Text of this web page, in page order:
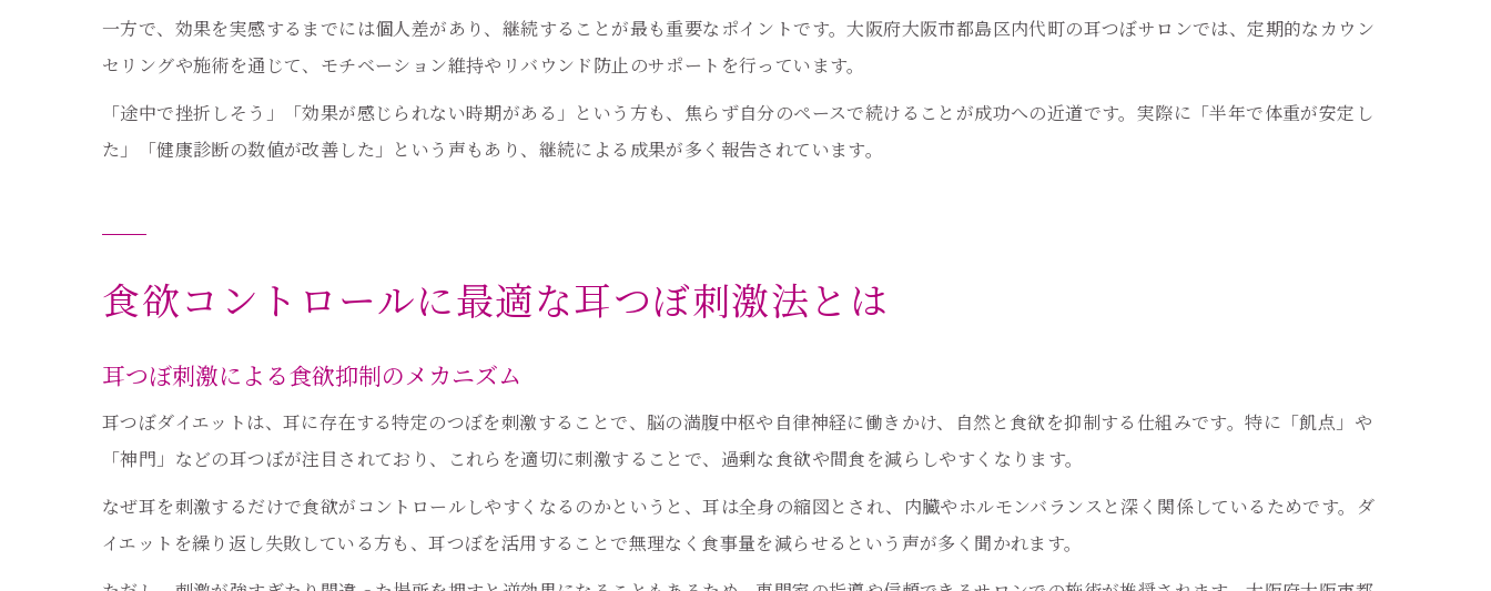
一方で、効果を実感するまでには個人差があり、継続することが最も重要なポイントです。大阪府大阪市都島区内代町の耳つぼサロンでは、定期的なカウン
セリングや施術を通じて、モチベーション維持やリバウンド防止のサポートを行っています。
「途中で挫折しそう」「効果が感じられない時期がある」という方も、焦らず自分のペースで続けることが成功への近道です。実際に「半年で体重が安定し
た」「健康診断の数値が改善した」という声もあり、継続による成果が多く報告されています。
食欲コントロールに最適な耳つぼ刺激法とは
耳つぼ刺激による食欲抑制のメカニズム
耳つぼダイエットは、耳に存在する特定のつぼを刺激することで、脳の満腹中枢や自律神経に働きかけ、自然と食欲を抑制する仕組みです。特に「飢点」や
「神門」などの耳つぼが注目されており、これらを適切に刺激することで、過剰な食欲や間食を減らしやすくなります。
なぜ耳を刺激するだけで食欲がコントロールしやすくなるのかというと、耳は全身の縮図とされ、内臓やホルモンバランスと深く関係しているためです。ダ
イエットを繰り返し失敗している方も、耳つぼを活用することで無理なく食事量を減らせるという声が多く聞かれます。